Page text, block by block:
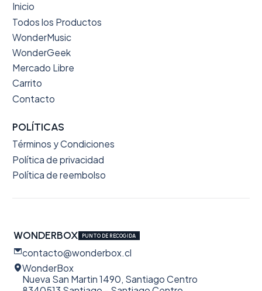
Inicio
Todos los Productos
WonderMusic
WonderGeek
Mercado Libre
Carrito
Contacto
POLÍTICAS
Términos y Condiciones
Política de privacidad
Política de reembolso
WONDERBOX PUNTO DE RECOGIDA
contacto@wonderbox.cl
WonderBox
Nueva San Martin 1490, Santiago Centro